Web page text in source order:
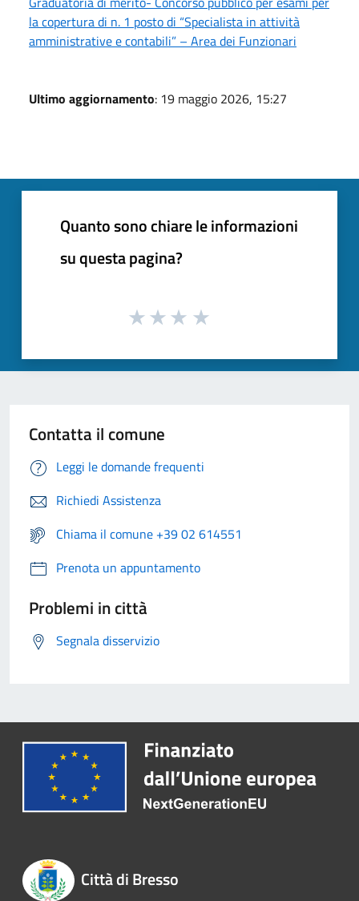
la copertura di n. 1 posto di “Specialista in attività
amministrative e contabili” – Area dei Funzionari
Ultimo aggiornamento: 19 maggio 2026, 15:27
Quanto sono chiare le informazioni
su questa pagina?
Contatta il comune
Leggi le domande frequenti
Richiedi Assistenza
Chiama il comune +39 02 614551
Prenota un appuntamento
Problemi in città
Segnala disservizio
Città di Bresso